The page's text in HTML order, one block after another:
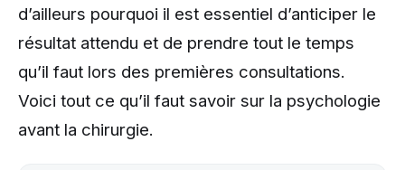
d’ailleurs pourquoi il est essentiel d’anticiper le
résultat attendu et de prendre tout le temps
qu’il faut lors des premières consultations.
Voici tout ce qu’il faut savoir sur la psychologie
avant la chirurgie.